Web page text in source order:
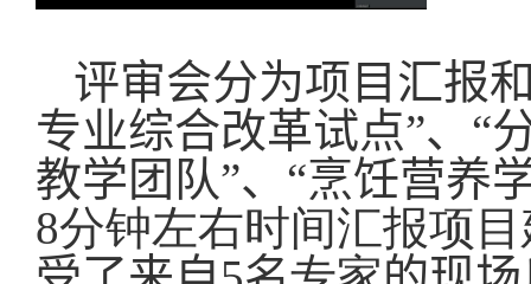
评审会分为项目汇报
专业综合改革试点”、“
教学团队”、“烹饪营养
8分钟左右时间汇报项